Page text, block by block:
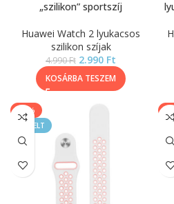
„szilikon” sportszíj
Huawei Watch 2 lyukacsos
szilikon szíjak
4.990Ft 2.990 Ft
KOSÁRBA TESZEM
-40%
KIEMELT
-